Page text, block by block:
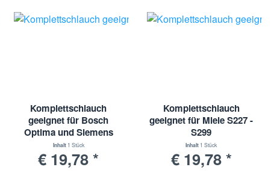
Komplettschlauch
geeignet für Bosch
Optima und Siemens
Serie VS 5 / VS 9
Inhalt 1 Stück
€ 19,78 *
Komplettschlauch
geeignet für Miele S227 -
S299
Inhalt 1 Stück
€ 19,78 *